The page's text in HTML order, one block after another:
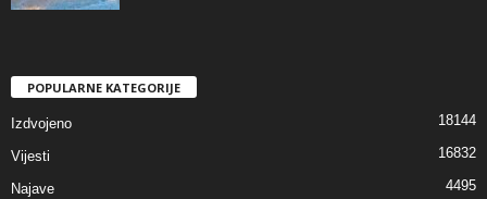
POPULARNE KATEGORIJE
Izdvojeno 18144
Vijesti 16832
Najave 4495